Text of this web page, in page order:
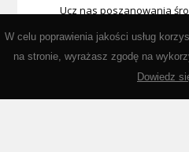
Ucz nas poszanowania
Wypraszaj nam u Boga łaski i
zasłużyli na wieczną
W celu poprawienia jakości usług
na stronie, wyrażasz zgodę na
Dowiedz